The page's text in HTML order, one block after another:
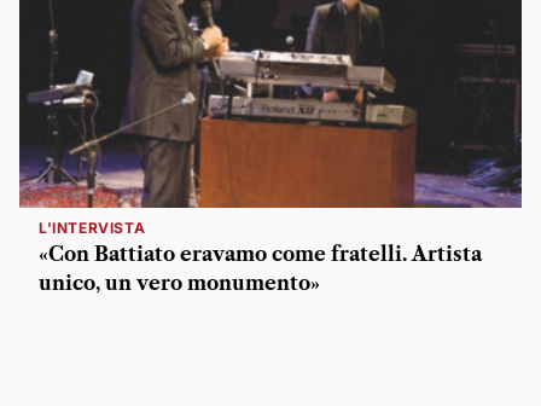
L'INTERVISTA
«Con Battiato eravamo come fratelli. Artista
unico, un vero monumento»